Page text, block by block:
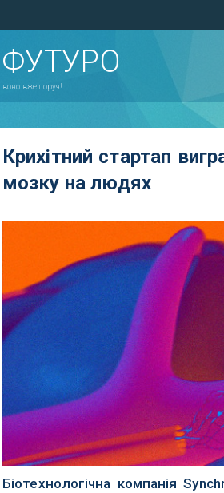
ФУТУРО
воно вже поруч!
Крихітний стартап
мозку на людях
Біотехнологічна компанія